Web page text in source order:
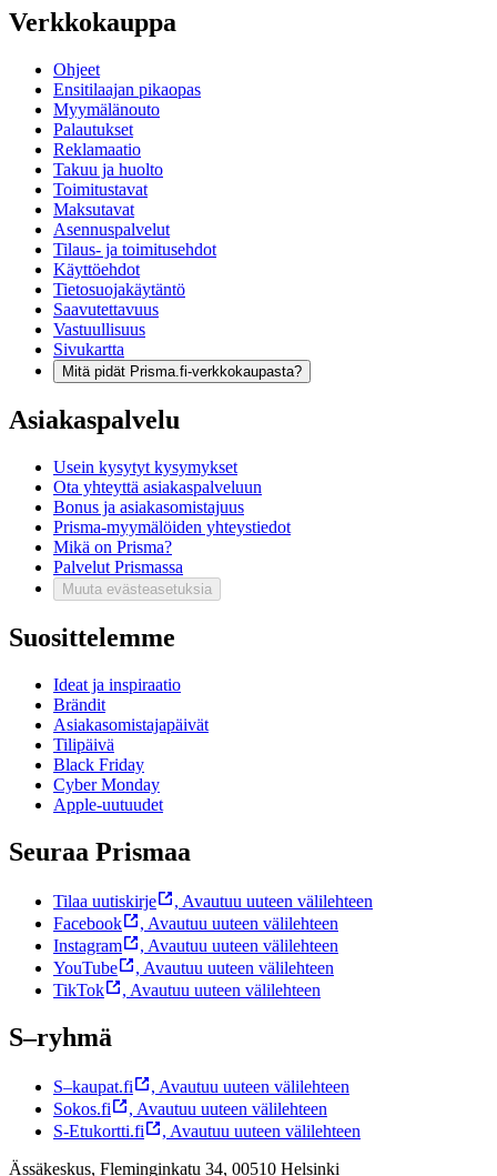
Verkkokauppa
Ohjeet
Ensitilaajan pikaopas
Myymälänouto
Palautukset
Reklamaatio
Takuu ja huolto
Toimitustavat
Maksutavat
Asennuspalvelut
Tilaus- ja toimitusehdot
Käyttöehdot
Tietosuojakäytäntö
Saavutettavuus
Vastuullisuus
Sivukartta
Mitä pidät Prisma.fi-verkkokaupasta?
Asiakaspalvelu
Usein kysytyt kysymykset
Ota yhteyttä asiakaspalveluun
Bonus ja asiakasomistajuus
Prisma-myymälöiden yhteystiedot
Mikä on Prisma?
Palvelut Prismassa
Muuta evästeasetuksia
Suosittelemme
Ideat ja inspiraatio
Brändit
Asiakasomistajapäivät
Tilipäivä
Black Friday
Cyber Monday
Apple-uutuudet
Seuraa Prismaa
Tilaa uutiskirje , Avautuu uuteen välilehteen
Facebook
, Avautuu uuteen välilehteen
Instagram
, Avautuu uuteen välilehteen
YouTube
, Avautuu uuteen välilehteen
TikTok
, Avautuu uuteen välilehteen
S–ryhmä
S–kaupat.fi , Avautuu uuteen välilehteen
Sokos.fi
, Avautuu uuteen välilehteen
S-Etukortti.fi
, Avautuu uuteen välilehteen
Ässäkeskus, Fleminginkatu 34, 00510 Helsinki